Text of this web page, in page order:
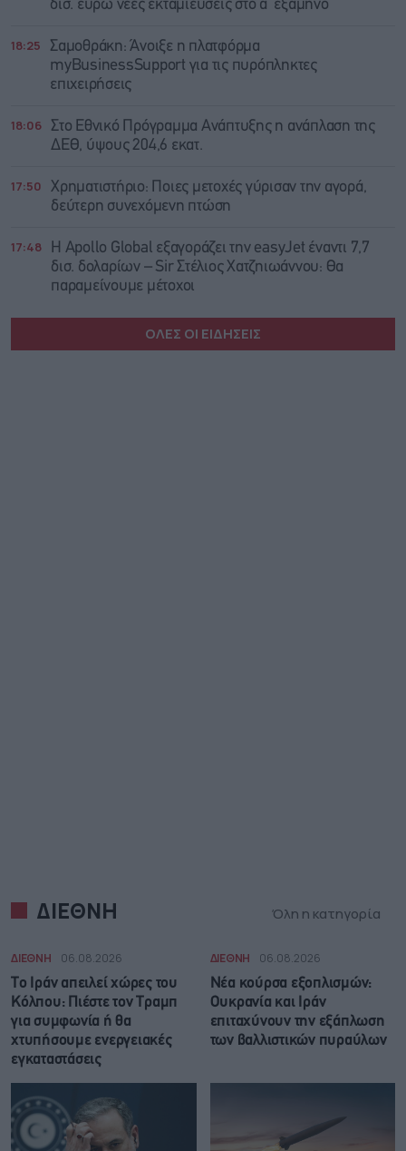
δισ. ευρώ νέες εκταμιεύσεις στο α’ εξάμηνο
18:25
Σαμοθράκη: Άνοιξε η πλατφόρμα
myBusinessSupport για τις πυρόπληκτες
επιχειρήσεις
18:06
Στο Εθνικό Πρόγραμμα Ανάπτυξης η ανάπλαση της
ΔΕΘ, ύψους 204,6 εκατ.
17:50
Χρηματιστήριο: Ποιες μετοχές γύρισαν την αγορά,
δεύτερη συνεχόμενη πτώση
17:48
Η Apollo Global εξαγοράζει την easyJet έναντι 7,7
δισ. δολαρίων – Sir Στέλιος Χατζηιωάννου: Θα
παραμείνουμε μέτοχοι
ΟΛΕΣ ΟΙ ΕΙΔΗΣΕΙΣ
ΔΙΕΘΝΗ Όλη η κατηγορία
ΔΙΕΘΝΗ 06.08.2026
Το Ιράν απειλεί χώρες του
Κόλπου: Πιέστε τον Τραμπ
για συμφωνία ή θα
χτυπήσουμε ενεργειακές
εγκαταστάσεις
ΔΙΕΘΝΗ 06.08.2026
Νέα κούρσα εξοπλισμών:
Ουκρανία και Ιράν
επιταχύνουν την εξάπλωση
των βαλλιστικών πυραύλων